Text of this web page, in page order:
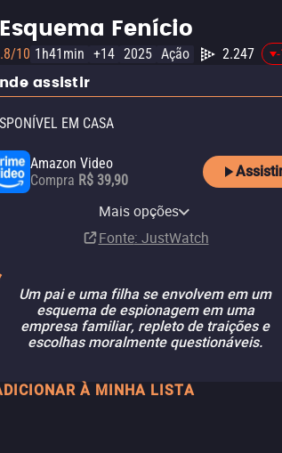
Fenício
10 1h41min +14 2025 Ação 2.247
assistir
EM CASA
Amazon Video
Compra R$ 39,90
Apple TV Store
R$ 14,90
Claro TV+
Vivo Play
Amazon Prime Video
Assinatura
Amazon Prime Video with
Assinatura
Claro video
R$ 14,90
Mais opções
Fonte: JustWatch
Um pai e uma filha se envolvem em um
esquema de espionagem em uma
empresa familiar, repleto de traições e
escolhas moralmente questionáveis.
À MINHA LISTA